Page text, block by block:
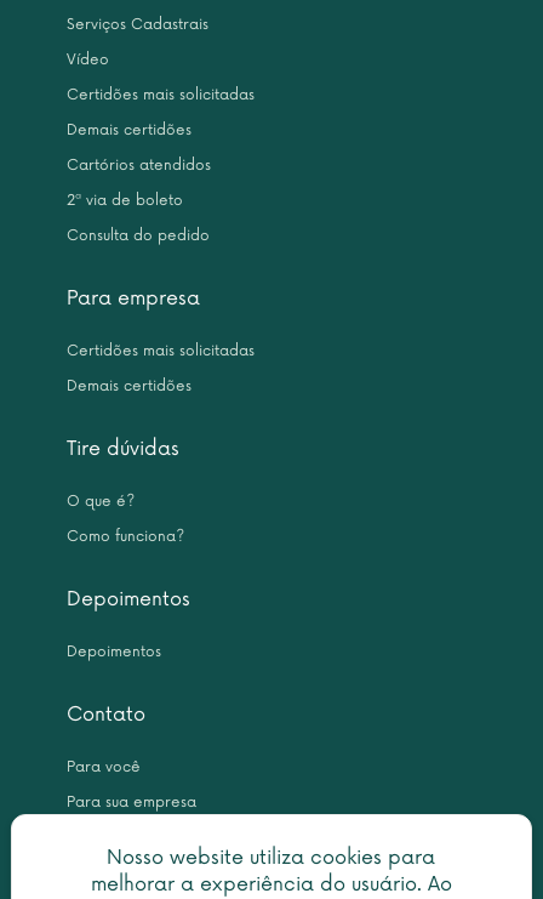
Nosso website utiliza cookies para
melhorar a experiência do usuário. Ao
Serviços Cadastrais
Vídeo
Certidões mais solicitadas
Demais certidões
Cartórios atendidos
2ª via de boleto
Consulta do pedido
Para empresa
Certidões mais solicitadas
Demais certidões
Tire dúvidas
O que é?
Como funciona?
Depoimentos
Depoimentos
Contato
Para você
Para sua empresa